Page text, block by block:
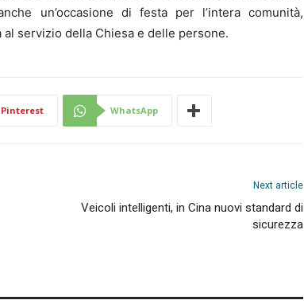
un’occasione di festa per l’intera comunità,
servizio della Chiesa e delle persone.
Pinterest WhatsApp
Next article
Veicoli intelligenti, in Cina nuovi standard di
sicurezza